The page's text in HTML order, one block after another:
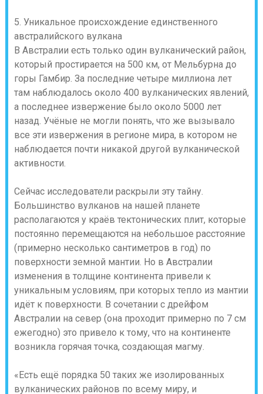
5. Уникальное происхождение единственного
австралийского вулкана
В Австралии есть только один вулканический район,
который простирается на 500 км, от Мельбурна до
горы Гамбир. За последние четыре миллиона лет
там наблюдалось около 400 вулканических явлений,
а последнее извержение было около 5000 лет
назад. Учёные не могли понять, что же вызывало
все эти извержения в регионе мира, в котором не
наблюдается почти никакой другой вулканической
активности.
Сейчас исследователи раскрыли эту тайну.
Большинство вулканов на нашей планете
располагаются у краёв тектонических плит, которые
постоянно перемещаются на небольшое расстояние
(примерно несколько сантиметров в год) по
поверхности земной мантии. Но в Австралии
изменения в толщине континента привели к
уникальным условиям, при которых тепло из мантии
идёт к поверхности. В сочетании с дрейфом
Австралии на север (она проходит примерно по 7 см
ежегодно) это привело к тому, что на континенте
возникла горячая точка, создающая магму.
«Есть ещё порядка 50 таких же изолированных
вулканических районов по всему миру, и